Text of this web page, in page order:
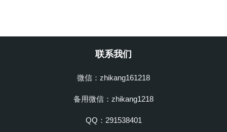
联系我们
微信：zhikang161218
备用微信：zhikang1218
QQ：291538401